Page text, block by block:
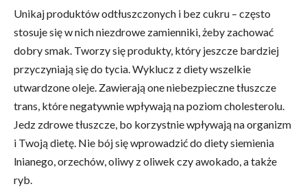
Unikaj produktów odtłuszczonych i bez cukru – często
stosuje się w nich niezdrowe zamienniki, żeby zachować
dobry smak. Tworzy się produkty, który jeszcze bardziej
przyczyniają się do tycia. Wyklucz z diety wszelkie
utwardzone oleje. Zawierają one niebezpieczne tłuszcze
trans, które negatywnie wpływają na poziom cholesterolu.
Jedz zdrowe tłuszcze, bo korzystnie wpływają na organizm
i Twoją dietę. Nie bój się wprowadzić do diety siemienia
lnianego, orzechów, oliwy z oliwek czy awokado, a także
ryb.